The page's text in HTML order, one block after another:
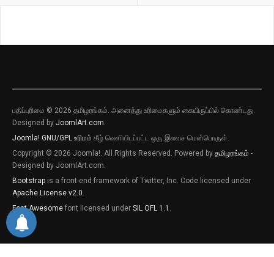
பதிப்புரிமை © 2026 தமிழரங்கம். அனைத்து உரிமைகளும் கையிருப்பில் கொண்டது.
Designed by JoomlArt.com.
Joomla! GNU/GPL உரிமம் கீழ் வெளியிடப்பட்ட ஒரு இலவச மென்பொருள்.
Copyright © 2026 Joomla!. All Rights Reserved. Powered by தமிழரங்கம் -
Designed by JoomlArt.com.
Bootstrap is a front-end framework of Twitter, Inc. Code licensed under
Apache License v2.0.
Font Awesome font licensed under SIL OFL 1.1 .
புதிய இடுகைகளுக்கான அறிவிப்புகளை
பெறவிரும்பின் விருப்பு அழுத்தியை அழுத்தி
தெரிவிக்கவும்
புதிய இடுகைகளுக்கான அறிவிப்புகளை
பெறவிரும்பின் விருப்பு அழுத்தியை அழுத்தி